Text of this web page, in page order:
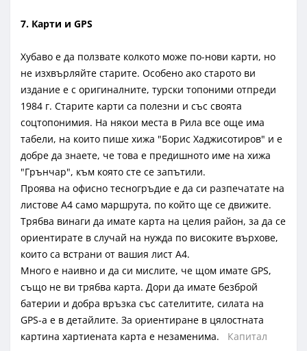
7. Карти и GPS
Хубаво е да ползвате колкото може по-нови карти, но
не изхвърляйте старите. Особено ако старото ви
издание е с оригиналните, турски топоними отпреди
1984 г. Старите карти са полезни и със своята
соцтопонимия. На някои места в Рила все още има
табели, на които пише хижа "Борис Хаджисотиров" и е
добре да знаете, че това е предишното име на хижа
"Грънчар", към която сте се запътили.
Проява на офисно тесногръдие е да си разпечатате на
листове А4 само маршрута, по който ще се движите.
Трябва винаги да имате карта на целия район, за да се
ориентирате в случай на нужда по високите върхове,
които са встрани от вашия лист А4.
Много е наивно и да си мислите, че щом имате GPS,
също не ви трябва карта. Дори да имате безброй
батерии и добра връзка със сателитите, силата на
GPS-a е в детайлите. За ориентиране в цялостната
картина хартиената карта е незаменима. Капитал